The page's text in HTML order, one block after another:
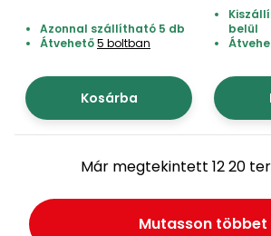
Azonnal szállítható 5 db
Átvehető5 boltban
Kosárba
belül
Már megtekintett 12 20
Mutasson többet